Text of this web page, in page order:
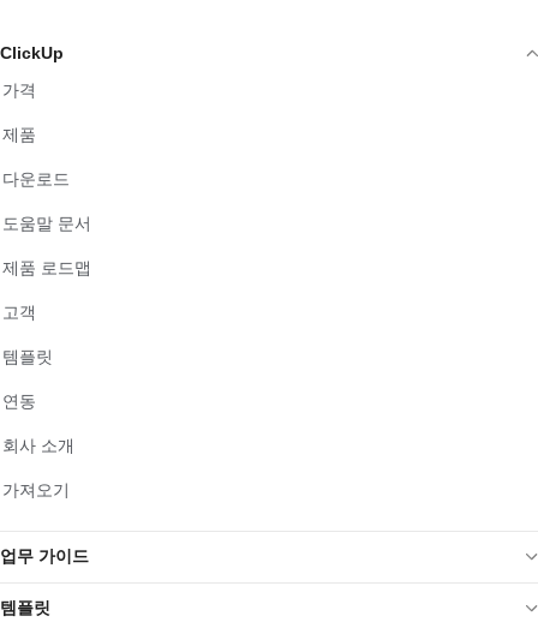
ClickUp
가격
제품
다운로드
도움말 문서
제품 로드맵
고객
템플릿
연동
회사 소개
가져오기
업무 가이드
템플릿